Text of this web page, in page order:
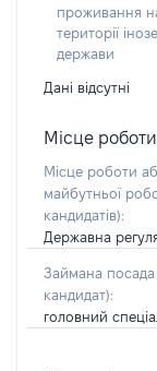
проживання
території
держави
Дані відсутні
Місце
Місце роботи
майбутньої
кандидатів):
Державна
Займана посада
кандидат):
головний